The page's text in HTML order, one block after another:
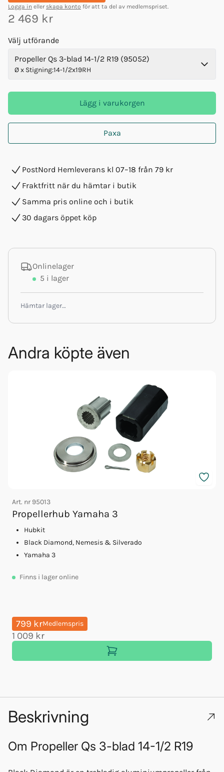
Logga in eller skapa konto för att ta del av medlemspriset.
2 469 kr
Välj utförande
Propeller Qs 3-blad 14-1/2 R19 (95052)
Ø x Stigning:14-1/2x19RH
Lägg i varukorgen
Paxa
PostNord Hemleverans kl 07–18 från 79 kr
Fraktfritt när du hämtar i butik
Samma pris online och i butik
30 dagars öppet köp
Onlinelager
5 i lager
Hämtar lager…
Andra köpte även
Art. nr 95013
Propellerhub Yamaha 3
Hubkit
Black Diamond, Nemesis & Silverado
Yamaha 3
Finns i lager online
799 krMedlemspris
1 009 kr
Beskrivning
Om Propeller Qs 3-blad 14-1/2 R19